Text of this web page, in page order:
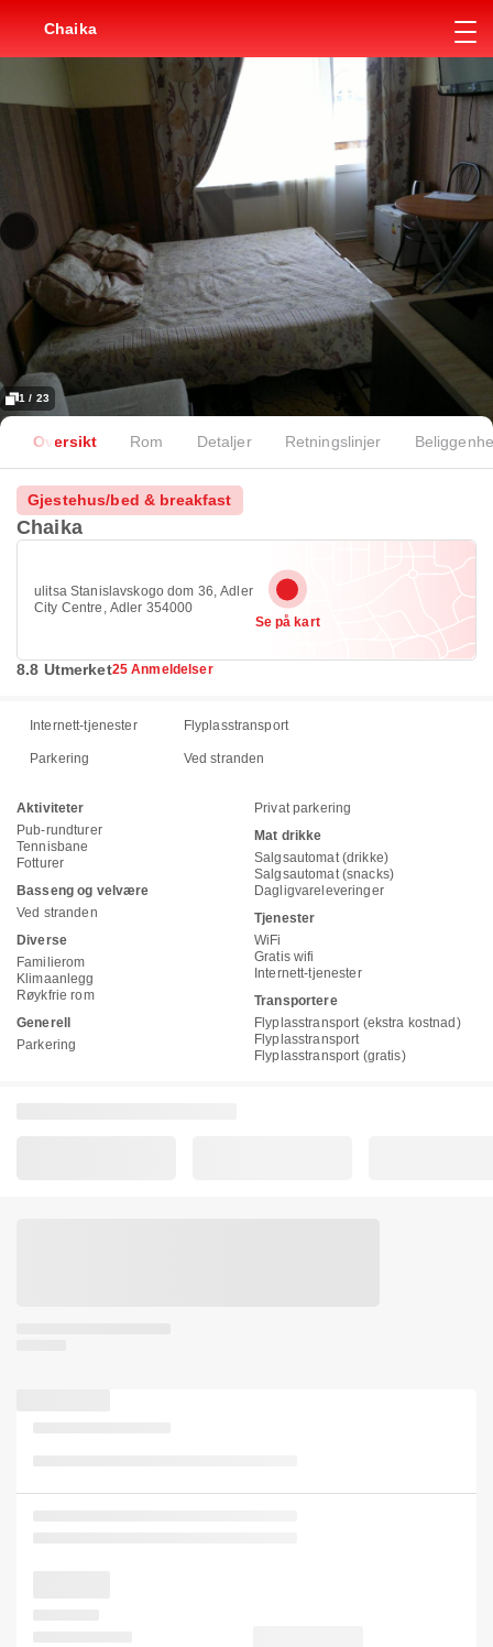
Chaika
1 / 23
Oversikt Rom Detaljer Retningslinjer
Gjestehus/bed & breakfast
Chaika
ulitsa Stanislavskogo dom 36, Adler
City Centre, Adler 354000
Se på kart
8.8 Utmerket25 Anmeldelser
Internett-tjenester Flyplasstransport
Parkering Ved stranden
Aktiviteter
Pub-rundturer
Tennisbane
Fotturer
Basseng og velvære
Ved stranden
Diverse
Familierom
Klimaanlegg
Røykfrie rom
Generell
Parkering
Privat parkering
Mat drikke
Salgsautomat (drikke)
Salgsautomat (snacks)
Dagligvareleveringer
Tjenester
WiFi
Gratis wifi
Internett-tjenester
Transportere
Flyplasstransport (ekstra kostnad)
Flyplasstransport
Flyplasstransport (gratis)